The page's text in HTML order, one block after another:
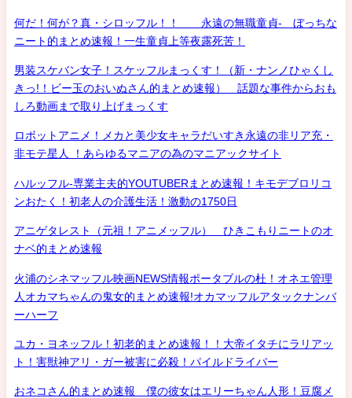
何だ！何が？真・シロッフル！！ 永遠の無職童貞- ぼっちな
ニート的まとめ速報！一生童貞上等夜露死苦！
男装スケバン女子！スケッフルまっくす！（新・ナンノひゃくし
きっ!！ビー玉のおいぬさん的まとめ速報） 話題な事件からおも
しろ動画まで取り上げまっくす
ロボットアニメ！メカと美少女キャラだいすき永遠の非リア充・
非モテ星人 ！あらゆるマニアの為のマニアックサイト
ハルッフル-専業主夫的YOUTUBERまとめ速報！キモデブロリコ
ンおたく！初老人の介護生活！激動の1750日
アニゲタレスト（元祖！アニメッフル） ひきこもりニートのオ
ナベ的まとめ速報
火浦のシネマッフル映画NEWS情報ポータブルの杜！オネエ管理
人オカマちゃんの鬼女的まとめ速報!オカマッフルアタックナンバ
ーハーフ
ユカ・ヨネッフル！初老的まとめ速報！！大帝イタチにラリアッ
ト！害獣神アリ・ガー被害に必殺！パイルドライバー
おネコさん的まとめ速報 僕の彼女はエリーちゃん人形！豆腐メ